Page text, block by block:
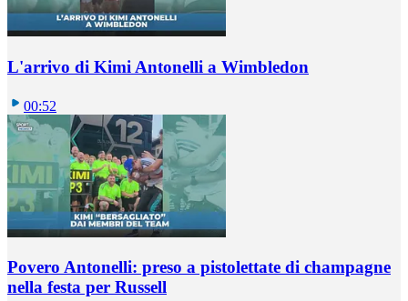
L'arrivo di Kimi Antonelli a Wimbledon
00:52
Povero Antonelli: preso a pistolettate di champagne
nella festa per Russell